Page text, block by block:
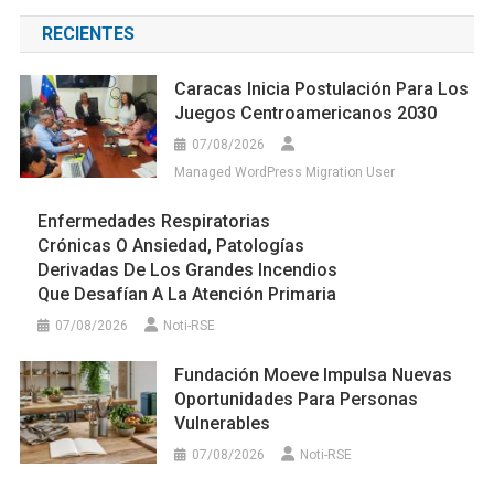
RECIENTES
Caracas Inicia Postulación Para Los
Juegos Centroamericanos 2030
07/08/2026
Managed WordPress Migration User
Enfermedades Respiratorias
Crónicas O Ansiedad, Patologías
Derivadas De Los Grandes Incendios
Que Desafían A La Atención Primaria
07/08/2026 Noti-RSE
Fundación Moeve Impulsa Nuevas
Oportunidades Para Personas
Vulnerables
07/08/2026 Noti-RSE